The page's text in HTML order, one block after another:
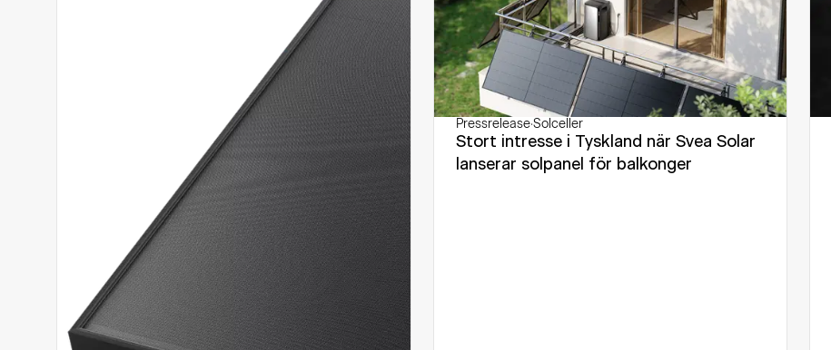
Pressrelease·Solceller
Stort intresse i Tyskland när Svea Solar
lanserar solpanel för balkonger